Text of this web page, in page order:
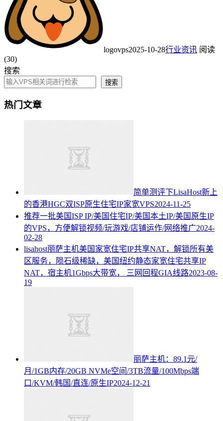
logovps2025-10-28行业资讯 阅读
(30)
搜索
搜索
热门文章
简单测评下LisaHost新上
的香港HGC双ISP原生住宅IP家宽VPS2024-11-25
推荐一批美国ISP IP/美国住宅IP/美国本土IP/美国原生IP
的VPS，方便解锁视频/玩游戏/店铺运作/网络推广2024-
02-28
lisahost丽萨主机美国家宽住宅IP共享NAT，解锁所有美
区服务，陨石级稀缺，美国纽约静态家宽住宅共享IP
NAT，宿主机1Gbps大带宽， 三网回程GIA线路2023-08-
19
丽萨主机：89.1元/
月/1GB内存/20GB NVMe空间/3TB流量/100Mbps端
口/KVM/韩国/直连/原生IP2024-12-21